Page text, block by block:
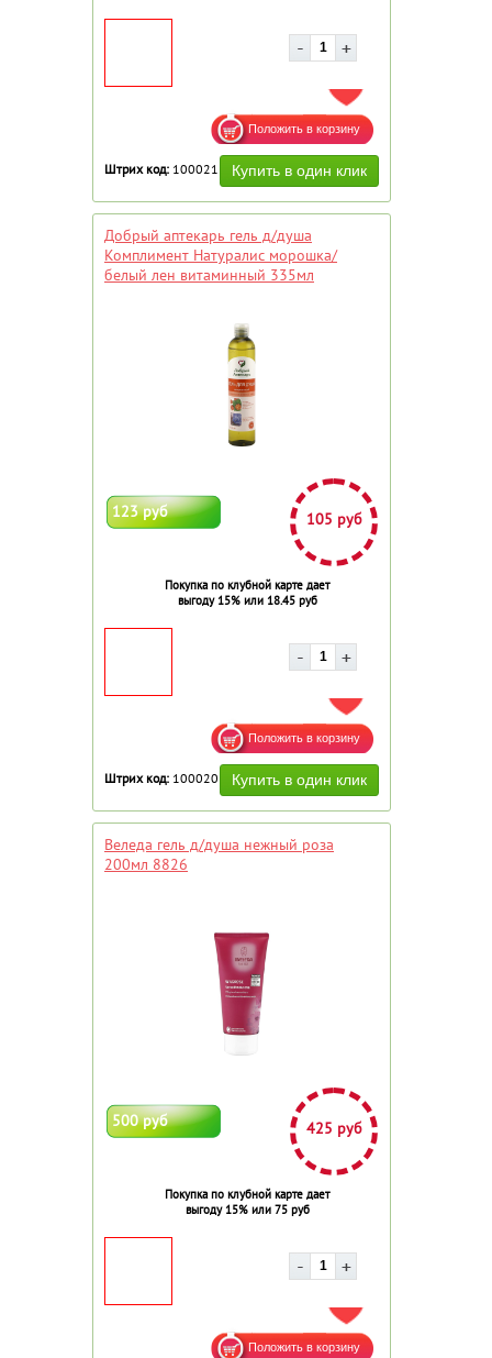
ДОБАВИТЬ В ИЗБРАННОЕ
Штрих код: 100021
Добрый аптекарь гель д/душа
Комплимент Натуралис морошка/
белый лен витаминный 335мл
123 руб 105 руб
Покупка по клубной карте дает
выгоду 15% или 18.45 руб
ДОБАВИТЬ В ИЗБРАННОЕ
Штрих код: 100020
Веледа гель д/душа нежный роза
200мл 8826
500 руб 425 руб
Покупка по клубной карте дает
выгоду 15% или 75 руб
ДОБАВИТЬ В ИЗБРАННОЕ